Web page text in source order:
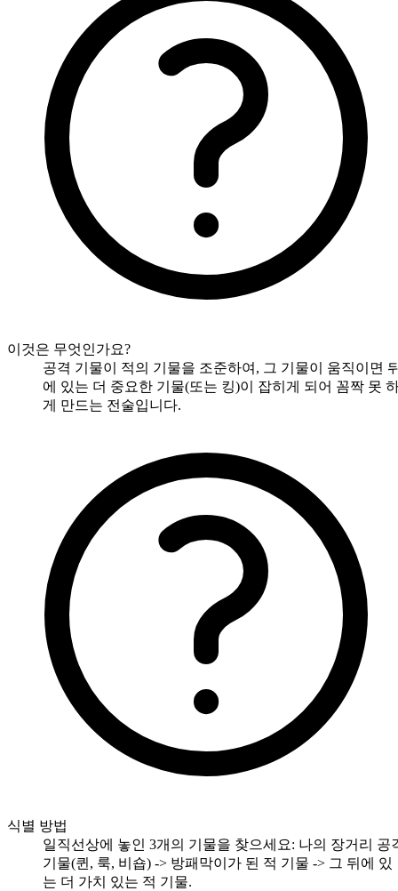
이것은 무엇인가요?
공격 기물이 적의 기물을 조준하여, 그 기물이 움직이면
에 있는 더 중요한 기물(또는 킹)이 잡히게 되어 꼼짝 못
게 만드는 전술입니다.
식별 방법
일직선상에 놓인 3개의 기물을 찾으세요: 나의 장거리 공
기물(퀸, 룩, 비숍) -> 방패막이가 된 적 기물 -> 그 뒤에 있
는 더 가치 있는 적 기물.